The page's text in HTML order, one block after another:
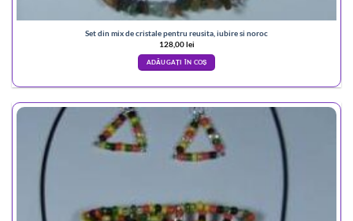
Set din mix de cristale pentru reusita, iubire si noroc
128,00lei
ADĂUGAȚI ÎN COȘ